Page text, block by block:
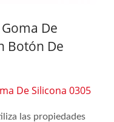
De
Botón De
De Silicona 0305
las propiedades